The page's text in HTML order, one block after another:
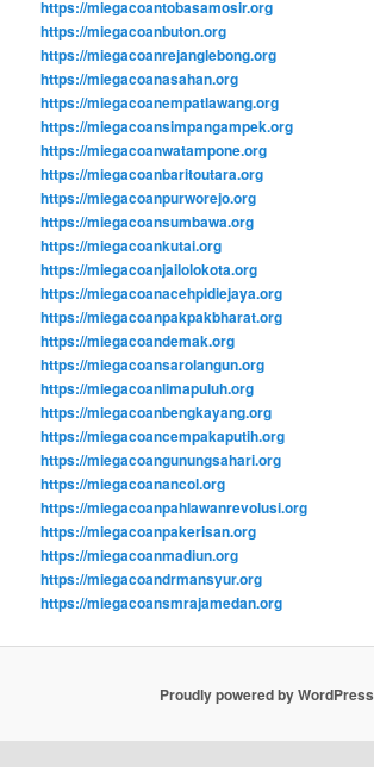
https://miegacoantobasamosir.org
https://miegacoanbuton.org
https://miegacoanrejanglebong.org
https://miegacoanasahan.org
https://miegacoanempatlawang.org
https://miegacoansimpangampek.org
https://miegacoanwatampone.org
https://miegacoanbaritoutara.org
https://miegacoanpurworejo.org
https://miegacoansumbawa.org
https://miegacoankutai.org
https://miegacoanjailolokota.org
https://miegacoanacehpidiejaya.org
https://miegacoanpakpakbharat.org
https://miegacoandemak.org
https://miegacoansarolangun.org
https://miegacoanlimapuluh.org
https://miegacoanbengkayang.org
https://miegacoancempakaputih.org
https://miegacoangunungsahari.org
https://miegacoanancol.org
https://miegacoanpahlawanrevolusi.org
https://miegacoanpakerisan.org
https://miegacoanmadiun.org
https://miegacoandrmansyur.org
https://miegacoansmrajamedan.org
Proudly powered by WordPress